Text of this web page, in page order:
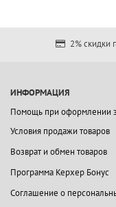
2% скидки
ИНФОРМАЦИЯ
Помощь при оформлении
Условия продажи товаров
Возврат и обмен товаров
Программа Керхер Бонус
Соглашение о